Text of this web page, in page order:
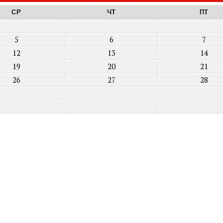
СР ЧТ ПТ
5 6 7
12 13 14
19 20 21
26 27 28